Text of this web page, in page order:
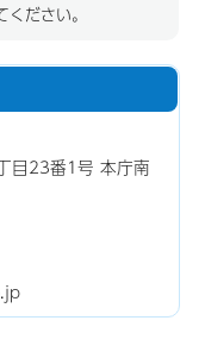
ださい。
目23番1号 本庁南